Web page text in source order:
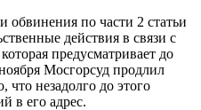
обвинения по части 2 статьи
действия в связи с
предусматривает до
Мосгорсуд продлил
что незадолго до этого
в его адрес.